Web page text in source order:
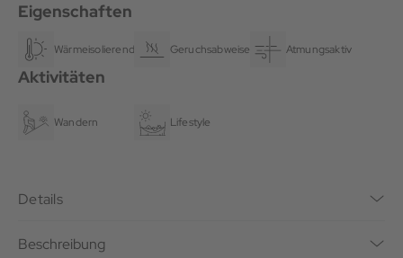
Eigenschaften
Wärmeisolierend Geruchsabweisend Atmungsaktiv
Aktivitäten
Wandern Lifestyle
Details
Beschreibung